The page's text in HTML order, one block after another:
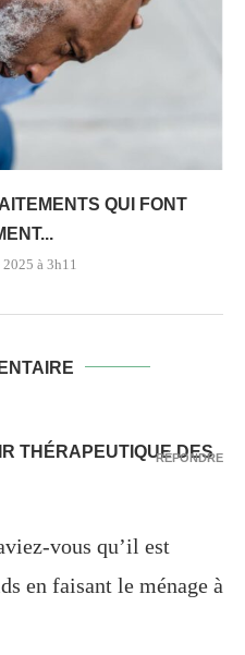
QUI FONT
à 3h11
THÉRAPEUTIQUE DES
vous qu’il est
en faisant le ménage à
RÉPONDRE